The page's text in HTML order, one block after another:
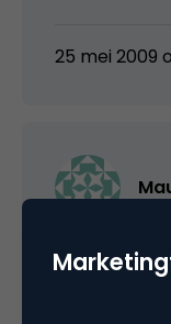
25 mei 2009
Als ik kijk
die ik heb of